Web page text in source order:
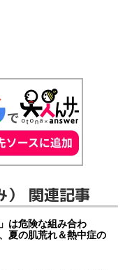
） 関連記事
は危険な組み合わ
夏の肌荒れ＆熱中症の